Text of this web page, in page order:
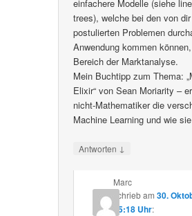
einfachere Modelle (siehe
trees), welche bei den von dir
postulierten Problemen
Anwendung kommen
Bereich der Marktanalyse.
Mein Buchtipp zum Thema:
Elixir“ von Sean Moriarity –
nicht-Mathematiker die
Machine Learning und wie
Antworten ↓
Marc
schriebam 30.
15:18 Uhr: